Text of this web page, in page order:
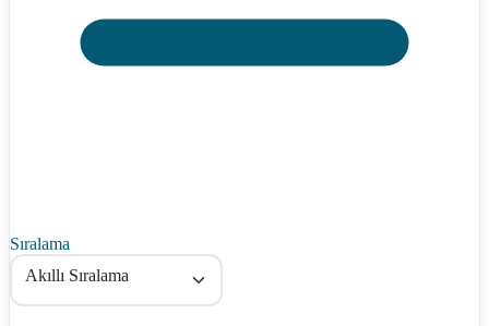
Sıralama
Akıllı Sıralama